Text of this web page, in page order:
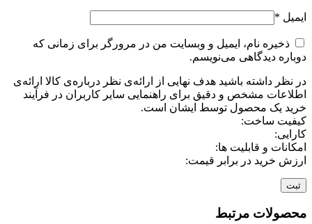
ایمیل *
ذخیره نام، ایمیل و وبسایت من در مرورگر برای زمانی که
دوباره دیدگاهی می‌نویسم.
در نظر داشته باشید هدف نهایی از ارائه‌ی نظر درباره‌ی کالا ارائه‌ی
اطلاعات مشخص و دقیق برای راهنمایی سایر کاربران در فرآیند
خرید یک محصول توسط ایشان است.
کیفیت ساخت:
کارایی:
امکانات و قابلیت ها:
ارزش خرید در برابر قیمت:
محصولات مرتبط